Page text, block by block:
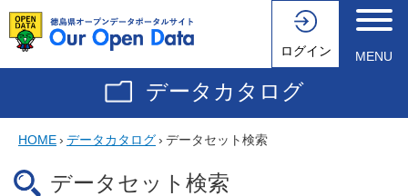
ログイン MENU
データカタログ
HOME› データカタログ› データセット検索
データセット検索